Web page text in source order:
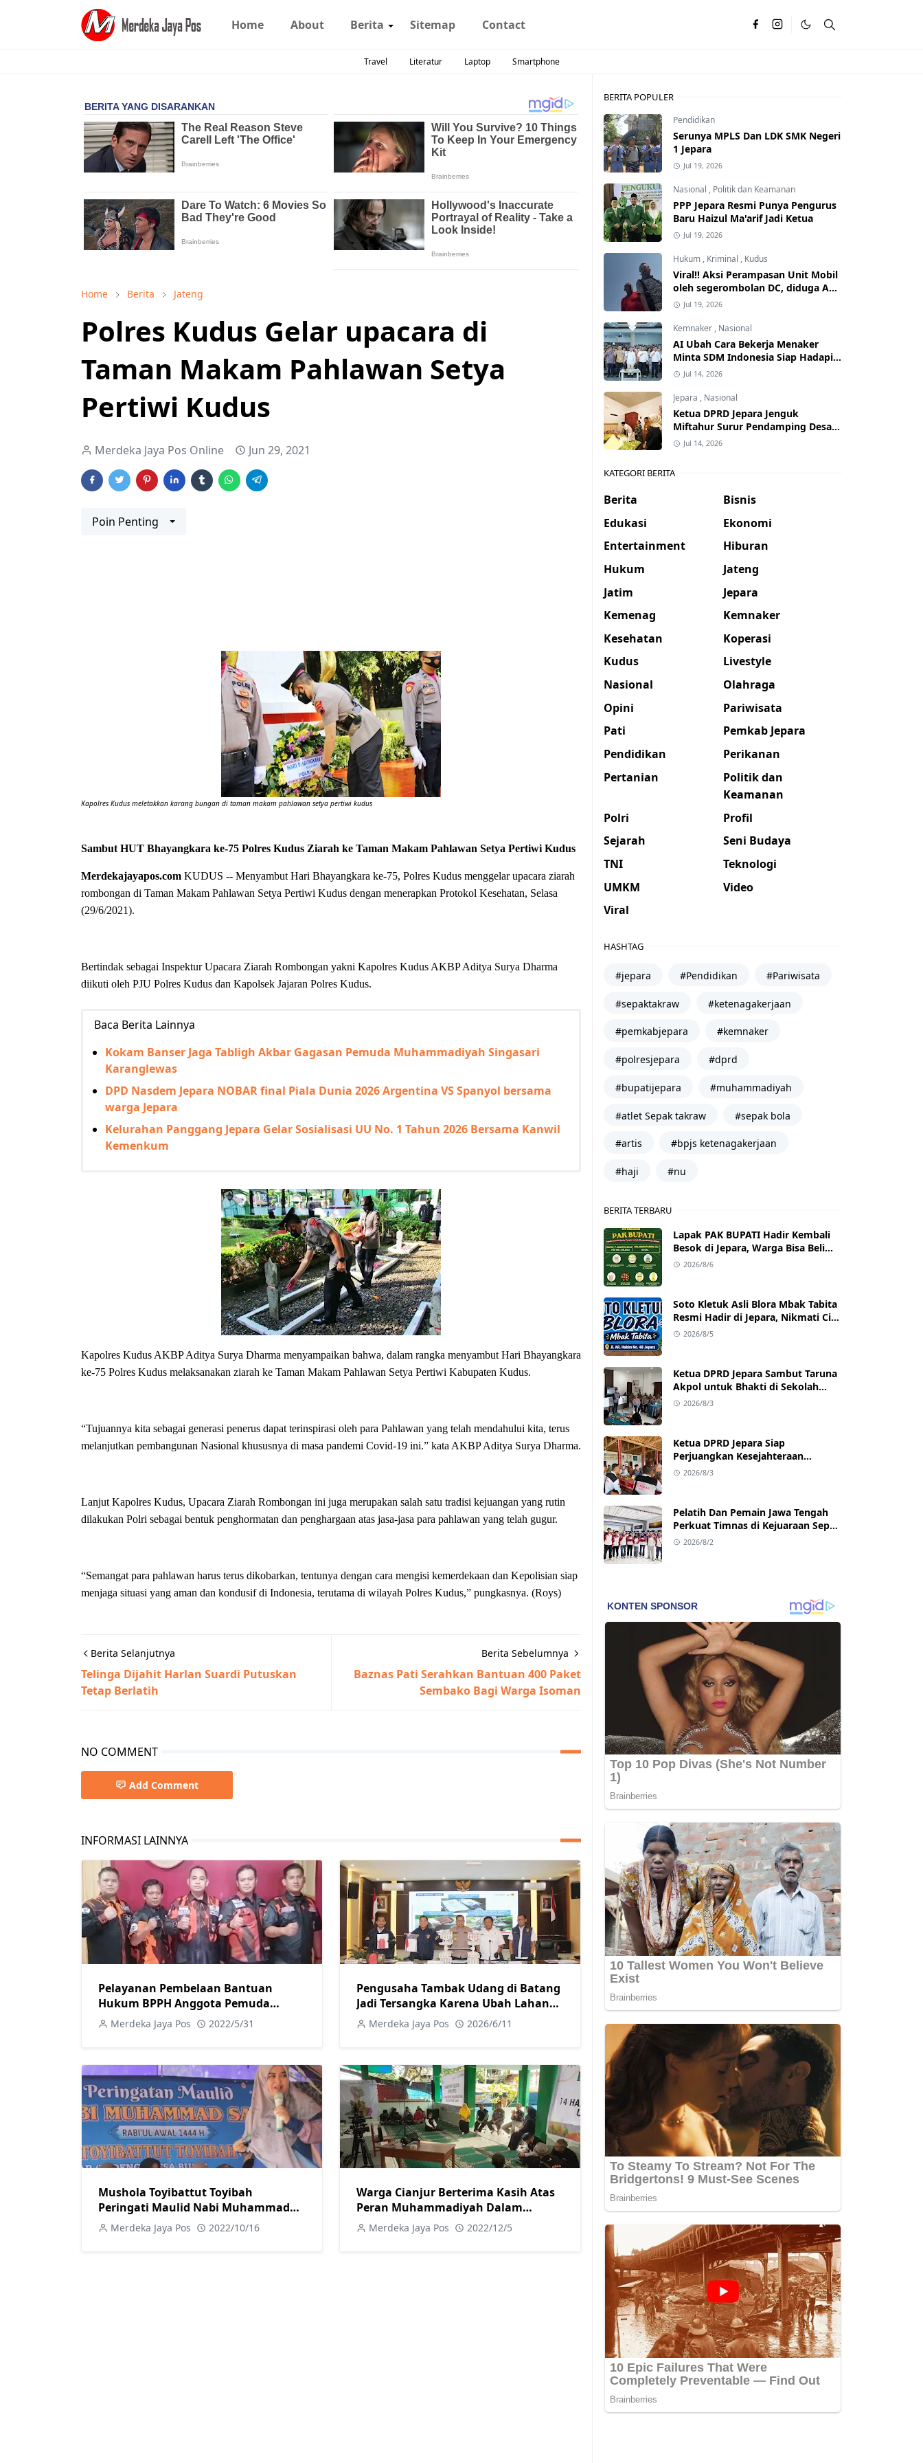
Home About Berita Sitemap Contact
Travel Literatur Laptop Smartphone
Home Berita Jateng
Polres Kudus Gelar upacara di
Taman Makam Pahlawan Setya
Pertiwi Kudus
Merdeka Jaya Pos Online Jun 29, 2021
Poin Penting
Kapolres Kudus meletakkan karang bungan di taman makam pahlawan setya pertiwi kudus
Sambut HUT Bhayangkara ke-75 Polres Kudus Ziarah ke Taman Makam Pahlawan Setya Pertiwi Kudus
Merdekajayapos.com KUDUS -- Menyambut Hari Bhayangkara ke-75, Polres Kudus menggelar upacara ziarah
rombongan di Taman Makam Pahlawan Setya Pertiwi Kudus dengan menerapkan Protokol Kesehatan, Selasa
(29/6/2021).
Bertindak sebagai Inspektur Upacara Ziarah Rombongan yakni Kapolres Kudus AKBP Aditya Surya Dharma
diikuti oleh PJU Polres Kudus dan Kapolsek Jajaran Polres Kudus.
Baca Berita Lainnya
Kokam Banser Jaga Tabligh Akbar Gagasan Pemuda Muhammadiyah Singasari
Karanglewas
DPD Nasdem Jepara NOBAR final Piala Dunia 2026 Argentina VS Spanyol bersama
warga Jepara
Kelurahan Panggang Jepara Gelar Sosialisasi UU No. 1 Tahun 2026 Bersama Kanwil
Kemenkum
Kapolres Kudus AKBP Aditya Surya Dharma menyampaikan bahwa, dalam rangka menyambut Hari Bhayangkara
ke-75 Polres Kudus melaksanakan ziarah ke Taman Makam Pahlawan Setya Pertiwi Kabupaten Kudus.
“Tujuannya kita sebagai generasi penerus dapat terinspirasi oleh para Pahlawan yang telah mendahului kita, terus
melanjutkan pembangunan Nasional khususnya di masa pandemi Covid-19 ini.” kata AKBP Aditya Surya Dharma.
Lanjut Kapolres Kudus, Upacara Ziarah Rombongan ini juga merupakan salah satu tradisi kejuangan yang rutin
dilakukan Polri sebagai bentuk penghormatan dan penghargaan atas jasa-jasa para pahlawan yang telah gugur.
“Semangat para pahlawan harus terus dikobarkan, tentunya dengan cara mengisi kemerdekaan dan Kepolisian siap
menjaga situasi yang aman dan kondusif di Indonesia, terutama di wilayah Polres Kudus,” pungkasnya. (Roys)
Berita Selanjutnya
Telinga Dijahit Harlan Suardi Putuskan
Tetap Berlatih
Berita Sebelumnya
Baznas Pati Serahkan Bantuan 400 Paket
Sembako Bagi Warga Isoman
NO COMMENT
Add Comment
INFORMASI LAINNYA
Pelayanan Pembelaan Bantuan
Hukum BPPH Anggota Pemuda
Pancasila Jateng Gratis
Merdeka Jaya Pos 2022/5/31
Pengusaha Tambak Udang di Batang
Jadi Tersangka Karena Ubah Lahan
Pertanian Secara Ilegal
Merdeka Jaya Pos 2026/6/11
Mushola Toyibattut Toyibah
Peringati Maulid Nabi Muhammad
SAWMerdeka Jaya Pos 2022/10/16
Warga Cianjur Berterima Kasih Atas
Peran Muhammadiyah Dalam
Menangani Korban Gempa
Merdeka Jaya Pos 2022/12/5
BERITA POPULER
Pendidikan
Serunya MPLS Dan LDK SMK Negeri
1 Jepara
Jul 19, 2026
Nasional , Politik dan Keamanan
PPP Jepara Resmi Punya Pengurus
Baru Haizul Ma'arif Jadi Ketua
Jul 19, 2026
Hukum , Kriminal , Kudus
Viral!! Aksi Perampasan Unit Mobil
oleh segerombolan DC, diduga Ada
Dalangnya
Jul 19, 2026
Kemnaker , Nasional
AI Ubah Cara Bekerja Menaker
Minta SDM Indonesia Siap Hadapi
Dunia Kerja Baru
Jul 14, 2026
Jepara , Nasional
Ketua DPRD Jepara Jenguk
Miftahur Surur Pendamping Desa
yang Sakit
Jul 14, 2026
KATEGORI BERITA
Berita
Bisnis
Edukasi
Ekonomi
Entertainment
Hiburan
Hukum
Jateng
Jatim
Jepara
Kemenag
Kemnaker
Kesehatan
Koperasi
Kudus
Livestyle
Nasional
Olahraga
Opini
Pariwisata
Pati
Pemkab Jepara
Pendidikan
Perikanan
Pertanian
Politik dan
Keamanan
Polri
Profil
Sejarah
Seni Budaya
TNI
Teknologi
UMKM
Video
Viral
HASHTAG
#jepara #Pendidikan #Pariwisata
#sepaktakraw #ketenagakerjaan
#pemkabjepara #kemnaker
#polresjepara #dprd
#bupatijepara #muhammadiyah
#atlet Sepak takraw #sepak bola
#artis #bpjs ketenagakerjaan
#haji #nu
BERITA TERBARU
Lapak PAK BUPATI Hadir Kembali
Besok di Jepara, Warga Bisa Beli
Beras hingga Minyak Goreng
2026/8/6
Soto Kletuk Asli Blora Mbak Tabita
Resmi Hadir di Jepara, Nikmati Cita
Rasa Autentik Mulai Rp10 Ribu
2026/8/5
Ketua DPRD Jepara Sambut Taruna
Akpol untuk Bhakti di Sekolah
Rakyat Jepara
2026/8/3
Ketua DPRD Jepara Siap
Perjuangkan Kesejahteraan
Satlinmas Jepara
2026/8/3
Pelatih Dan Pemain Jawa Tengah
Perkuat Timnas di Kejuaraan Sepak
takraw Internasional
2026/8/2